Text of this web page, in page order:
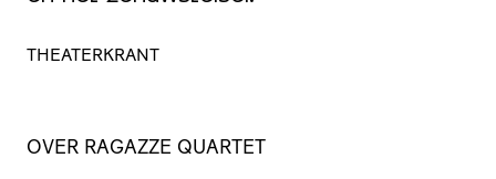
THEATERKRANT
OVER RAGAZZE QUARTET